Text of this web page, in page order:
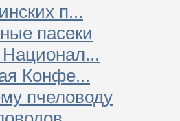
п...
пасеки
Конфе...
пчеловоду